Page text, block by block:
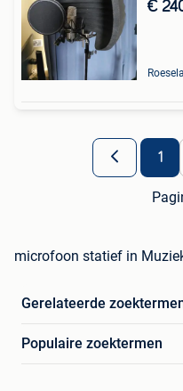
€
1
microfoon statief in
Gerelateerde
Populaire zoektermen